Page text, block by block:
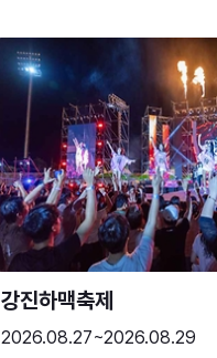
강진하맥축제
2026.08.27~2026.08.29